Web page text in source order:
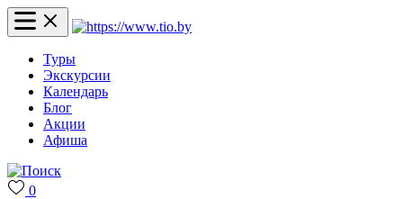
Туры
Экскурсии
Календарь
Блог
Акции
Афиша
0